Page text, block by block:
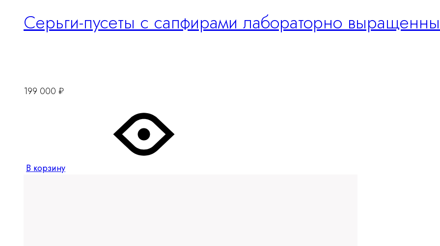
Серьги-пусеты с сапфирами лабораторно
199 000 ₽
В корзину